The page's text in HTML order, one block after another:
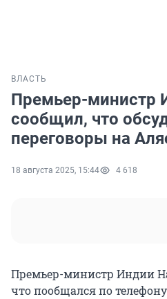
ВЛАСТЬ
Премьер-министр
сообщил, что
переговоры на
18 августа 2025, 15:44 4 618
Премьер-министр Индии
что пообщался по